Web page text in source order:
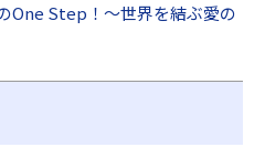
One Step！～世界を結ぶ愛の